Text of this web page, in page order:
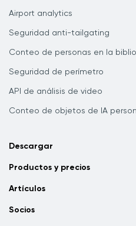
Airport analytics
Seguridad anti-tailgating
Conteo de personas en la
Seguridad de perímetro
API de análisis de video
Conteo de objetos de IA
Descargar
Productos y precios
Artículos
Socios